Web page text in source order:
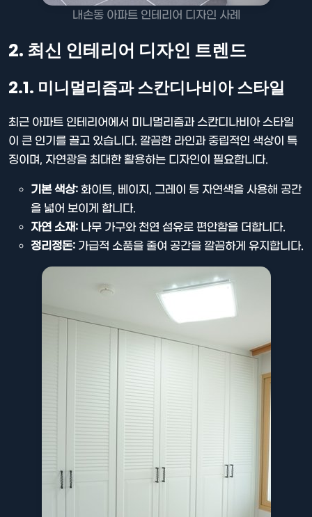
내손동 아파트 인테리어 디자인 사례
2. 최신 인테리어 디자인 트렌드
2.1. 미니멀리즘과 스칸디나비아 스타일
최근 아파트 인테리어에서 미니멀리즘과 스칸디나비아 스타일
이 큰 인기를 끌고 있습니다. 깔끔한 라인과 중립적인 색상이 특
징이며, 자연광을 최대한 활용하는 디자인이 필요합니다.
기본 색상: 화이트, 베이지, 그레이 등 자연색을 사용해 공간
을 넓어 보이게 합니다.
자연 소재: 나무 가구와 천연 섬유로 편안함을 더합니다.
정리정돈: 가급적 소품을 줄여 공간을 깔끔하게 유지합니다.